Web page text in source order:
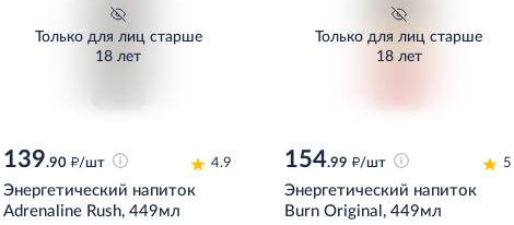
Только для лиц старше
18 лет
139.90 д/шт 4.9
Энергетический напиток
Adrenaline Rush, 449мл
Только для лиц старше
18 лет
154.99 д/шт 5
Энергетический напиток
Burn Original, 449мл